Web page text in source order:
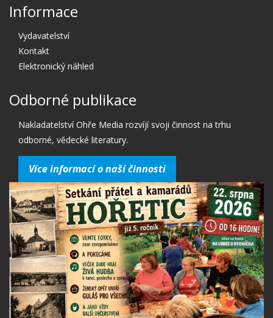
Informace
Vydavatelství
Kontakt
Elektronický náhled
Odborné publikace
Nakladatelství Ohře Media rozvíjí svoji činnost na trhu
odborné, vědecké literatury.
Více informací o naší činnosti